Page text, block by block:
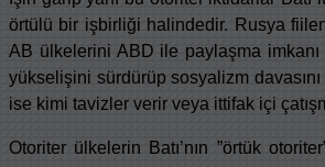
örtülü bir işbirliği halindedir. Rusya
AB ülkelerini ABD ile paylaşma
yükselişini sürdürüp sosyalizm davasını
ise kimi tavizler verir veya ittifak içi
Otoriter ülkelerin Batı’nın ”örtük